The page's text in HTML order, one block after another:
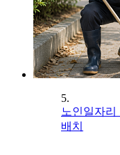
5.
노인일자리
배치